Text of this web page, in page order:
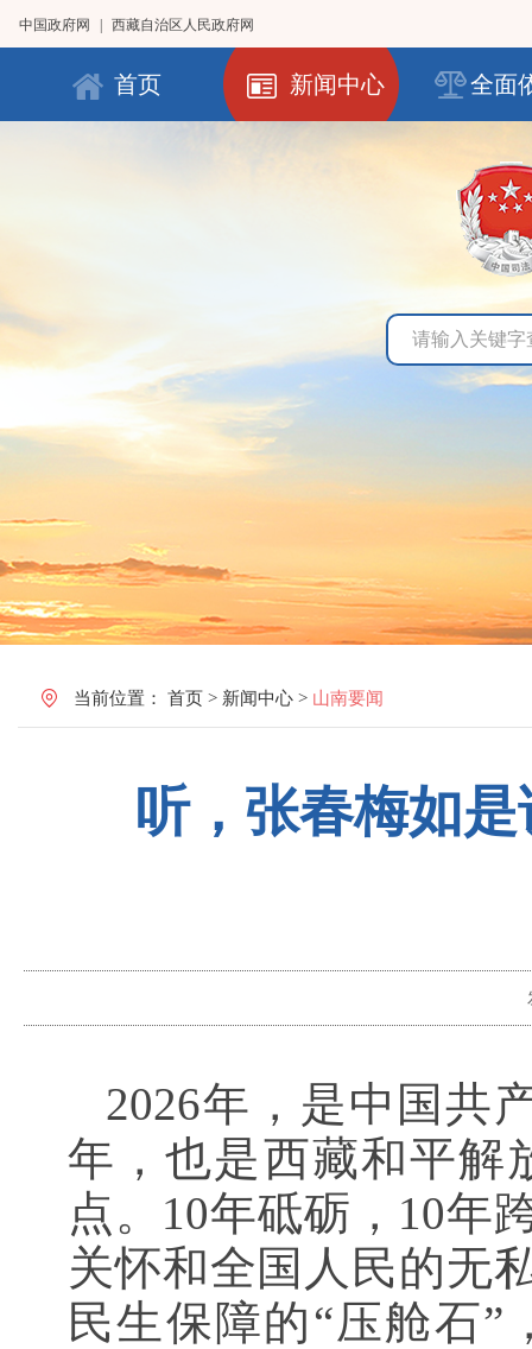
中国政府网 西藏自治区人民政府网
首页 新闻中心 全面
当前位置： 首页 > 新闻中心 > 山南要闻
听，张春梅如
2026年，是中国共
年，也是西藏和平解
点。10年砥砺，10年
关怀和全国人民的无
民生保障的“压舱石